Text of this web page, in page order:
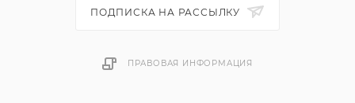
ПОДПИСКА НА РАССЫЛКУ
ПРАВОВАЯ ИНФОРМАЦИЯ